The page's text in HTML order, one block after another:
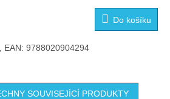
Do košíku
EAN: 9788020904294
SOUVISEJÍCÍ PRODUKTY